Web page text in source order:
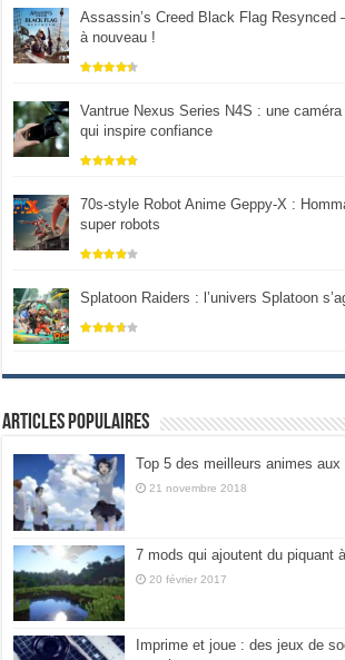
Assassin’s Creed Black Flag Resynced
à nouveau !
Vantrue Nexus Series N4S : une
qui inspire confiance
70s-style Robot Anime Geppy-X :
super robots
Splatoon Raiders : l’univers Splatoon
Articles populaires
Top 5 des meilleurs animes
21 novembre 2018
7 mods qui ajoutent du piquant
20 février 2017
Imprime et joue : des jeux de